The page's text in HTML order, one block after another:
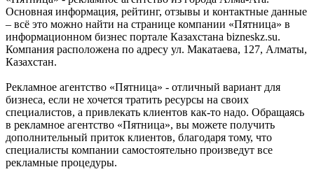
Основная информация, рейтинг, отзывы и контактные данные
– всё это можно найти на странице компании «Пятница» в
информационном бизнес портале Казахстана bizneskz.su.
Компания расположена по адресу ул. Макатаева, 127, Алматы,
Казахстан.
Рекламное агентство «Пятница» - отличный вариант для
бизнеса, если не хочется тратить ресурсы на своих
специалистов, а привлекать клиентов как-то надо. Обращаясь
в рекламное агентство «Пятница», вы можете получить
дополнительный приток клиентов, благодаря тому, что
специалисты компании самостоятельно произведут все
рекламные процедуры.